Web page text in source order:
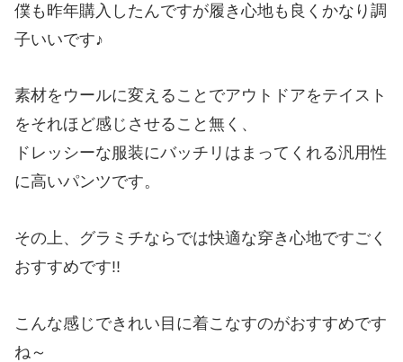
僕も昨年購入したんですが履き心地も良くかなり調
子いいです♪
素材をウールに変えることでアウトドアをテイスト
をそれほど感じさせること無く、
ドレッシーな服装にバッチリはまってくれる汎用性
に高いパンツです。
その上、グラミチならでは快適な穿き心地ですごく
おすすめです!!
こんな感じできれい目に着こなすのがおすすめです
ね～